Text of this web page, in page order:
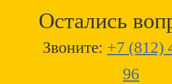
Остались
Звоните: +7 (812)
96